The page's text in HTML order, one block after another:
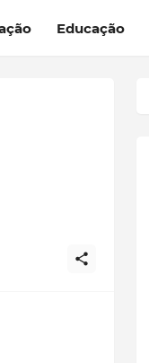
Educação